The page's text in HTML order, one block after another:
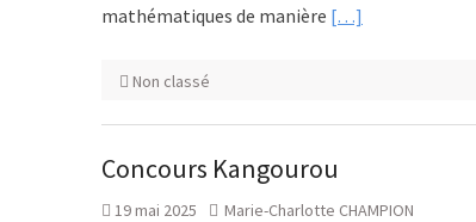
mathématiques de manière […]
Non classé
Concours Kangourou
19 mai 2025 Marie-Charlotte CHAMPION